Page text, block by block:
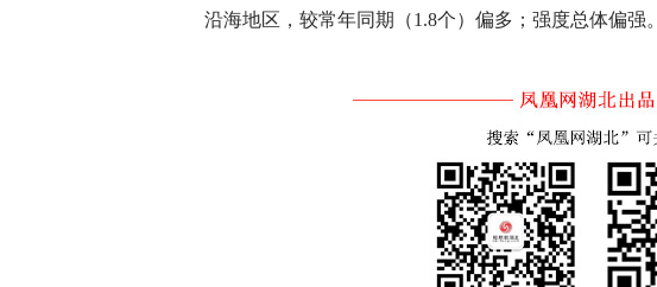
沿海地区，较常年同期（1.8个）偏多；强度总体偏强。